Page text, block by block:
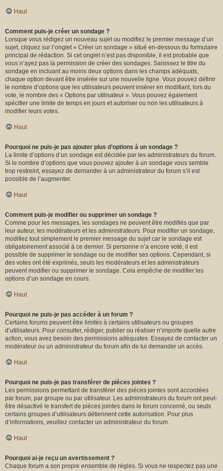
Haut
Comment puis-je créer un sondage ?
Lorsque vous rédigez un nouveau sujet ou modifiez le premier message d’un
sujet, cliquez sur l’onglet « Créer un sondage » situé en-dessous du formulaire
principal de rédaction. Si cet onglet n’est pas disponible, il est probable que
vous n’ayez pas la permission de créer des sondages. Saisissez le titre du
sondage en incluant au moins deux options dans les champs adéquats,
chaque option devant être insérée sur une nouvelle ligne. Vous pouvez définir
le nombre d’options que les utilisateurs peuvent insérer en modifiant, lors du
vote, le nombre des « Options par utilisateur ». Vous pouvez également
spécifier une limite de temps en jours et autoriser ou non les utilisateurs à
modifier leurs votes.
Haut
Pourquoi ne puis-je pas ajouter plus d’options à un sondage ?
La limite d’options d’un sondage est décidée par les administrateurs du forum.
Si le nombre d’options que vous pouvez ajouter à un sondage vous semble
trop restreint, essayez de demander à un administrateur du forum s’il est
possible de l’augmenter.
Haut
Comment puis-je modifier ou supprimer un sondage ?
Comme pour les messages, les sondages ne peuvent être modifiés que par
leur auteur, les modérateurs et les administrateurs. Pour modifier un sondage,
modifiez tout simplement le premier message du sujet car le sondage est
obligatoirement associé à ce dernier. Si personne n’a encore voté, il est
possible de supprimer le sondage ou de modifier ses options. Cependant, si
des votes ont été exprimés, seuls les modérateurs et les administrateurs
peuvent modifier ou supprimer le sondage. Cela empêche de modifier les
options d’un sondage en cours.
Haut
Pourquoi ne puis-je pas accéder à un forum ?
Certains forums peuvent être limités à certains utilisateurs ou groupes
d’utilisateurs. Pour consulter, rédiger, publier ou réaliser n’importe quelle autre
action, vous avez besoin des permissions adéquates. Essayez de contacter un
modérateur ou un administrateur du forum afin de lui demander un accès.
Haut
Pourquoi ne puis-je pas transférer de pièces jointes ?
Les permissions permettant de transférer des pièces jointes sont accordées
par forum, par groupe ou par utilisateur. Les administrateurs du forum ont peut-
être désactivé le transfert de pièces jointes dans le forum concerné, ou seuls
certains groupes d’utilisateurs détiennent cette autorisation. Pour plus
d’informations, veuillez contacter un administrateur du forum.
Haut
Pourquoi ai-je reçu un avertissement ?
Chaque forum a son propre ensemble de règles. Si vous ne respectez pas une